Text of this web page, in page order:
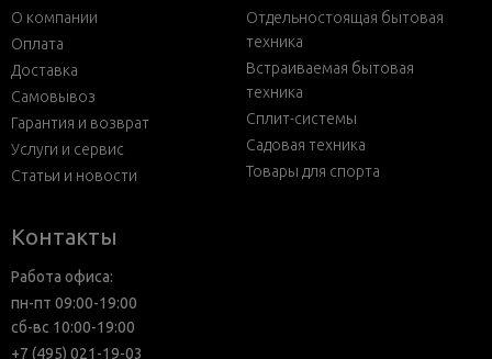
О компании
Оплата
Доставка
Самовывоз
Гарантия и возврат
Услуги и сервис
Статьи и новости
Отдельностоящая бытовая
техника
Встраиваемая бытовая
техника
Сплит-системы
Садовая техника
Товары для спорта
Контакты
Работа офиса:
пн-пт 09:00-19:00
сб-вс 10:00-19:00
+7 (495) 021-19-03